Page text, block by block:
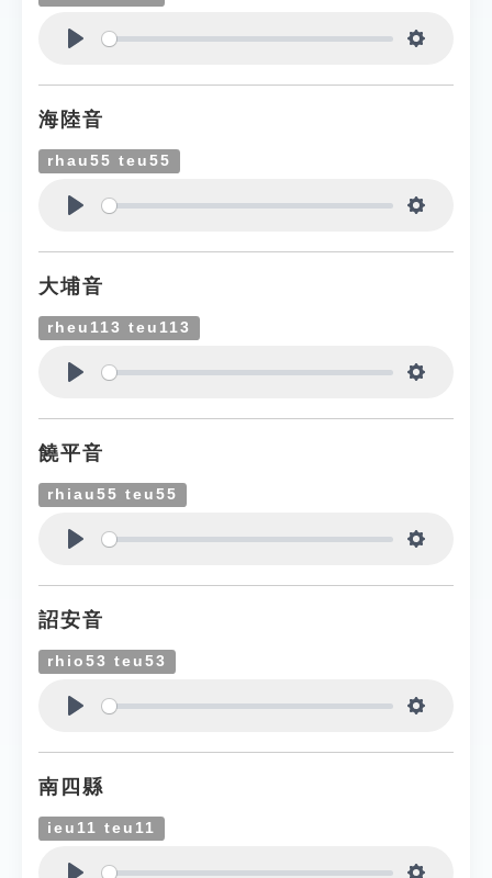
海陸音
rhau55 teu55
大埔音
rheu113 teu113
饒平音
rhiau55 teu55
詔安音
rhio53 teu53
南四縣
ieu11 teu11